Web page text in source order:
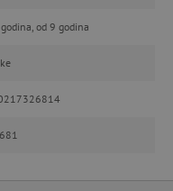
od 9 godina